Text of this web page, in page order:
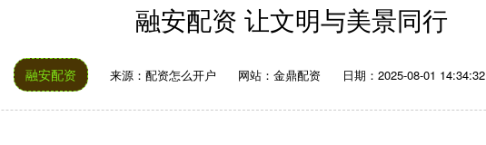
融安配资 让文明与美景同行
融安配资 来源：配资怎么开户 网站：金鼎配资 日期：2025-08-01 14:34:32